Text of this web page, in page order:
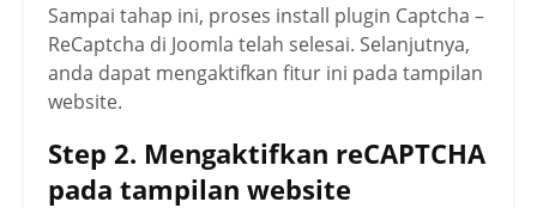
Sampai tahap ini, proses install plugin Captcha –
ReCaptcha di Joomla telah selesai. Selanjutnya,
anda dapat mengaktifkan fitur ini pada tampilan
website.
Step 2. Mengaktifkan reCAPTCHA
pada tampilan website